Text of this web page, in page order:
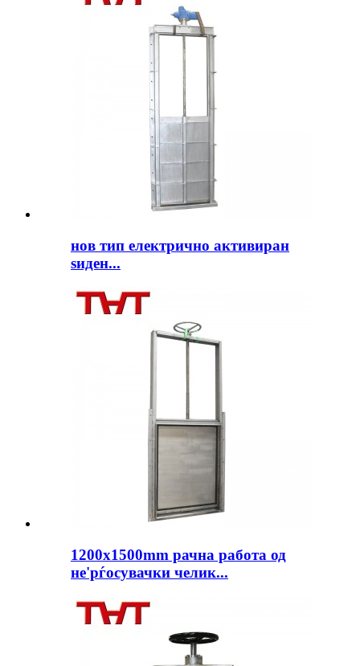
нов тип електрично активиран
ѕиден...
1200x1500mm рачна работа од
не'рѓосувачки челик...